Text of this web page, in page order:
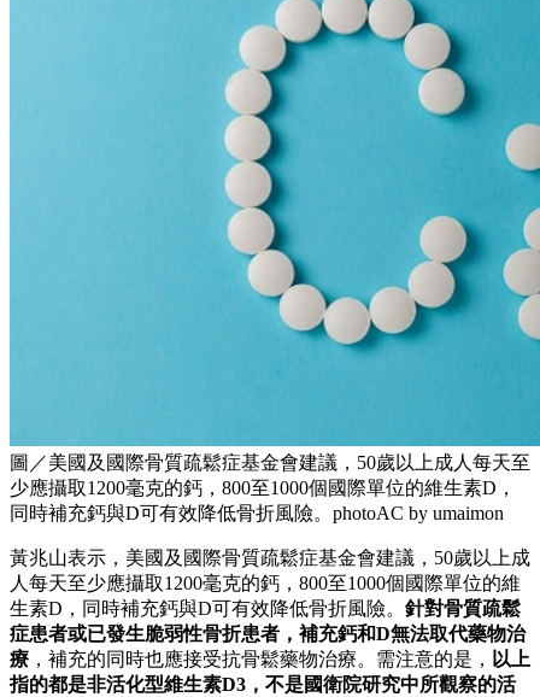
圖／美國及國際骨質疏鬆症基金會建議，50歲以上成人每天至
少應攝取1200毫克的鈣，800至1000個國際單位的維生素D，
同時補充鈣與D可有效降低骨折風險。photoAC by umaimon
黃兆山表示，美國及國際骨質疏鬆症基金會建議，50歲以上成
人每天至少應攝取1200毫克的鈣，800至1000個國際單位的維
生素D，同時補充鈣與D可有效降低骨折風險。 針對骨質疏鬆
症患者或已發生脆弱性骨折患者，補充鈣和D無法取代藥物治
療 ，補充的同時也應接受抗骨鬆藥物治療。需注意的是， 以上
指的都是非活化型維生素D3，不是國衛院研究中所觀察的活